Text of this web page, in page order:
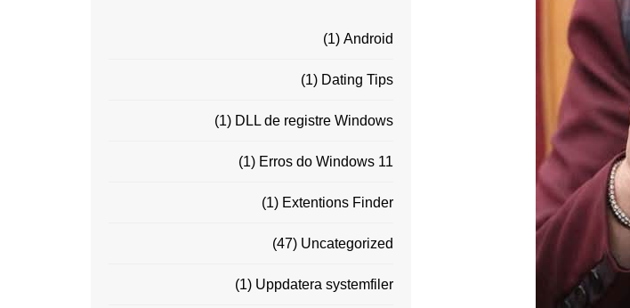
Android
(1)
Dating Tips
(1)
DLL de registre Windows
(1)
Erros do Windows 11
(1)
Extentions Finder
(1)
Uncategorized
(47)
Uppdatera systemfiler
(1)